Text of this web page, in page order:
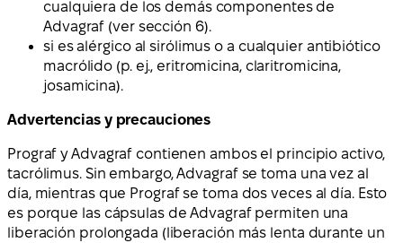
cualquiera de los demás componentes de
Advagraf (ver sección 6).
si es alérgico al sirólimus o a cualquier antibiótico
macrólido (p. ej., eritromicina, claritromicina,
josamicina).
Advertencias y precauciones
Prograf y Advagraf contienen ambos el principio activo,
tacrólimus. Sin embargo, Advagraf se toma una vez al
día, mientras que Prograf se toma dos veces al día. Esto
es porque las cápsulas de Advagraf permiten una
liberación prolongada (liberación más lenta durante un